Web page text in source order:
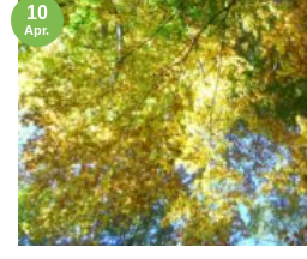
10
Apr.